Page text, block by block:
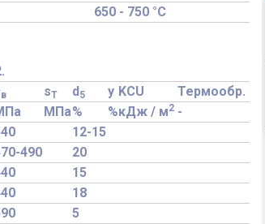
650 - 750 °C
в sT d5 y KCU
Термообр.
МПа% %кДж / м2 -
12-15
490
20
15
18
5